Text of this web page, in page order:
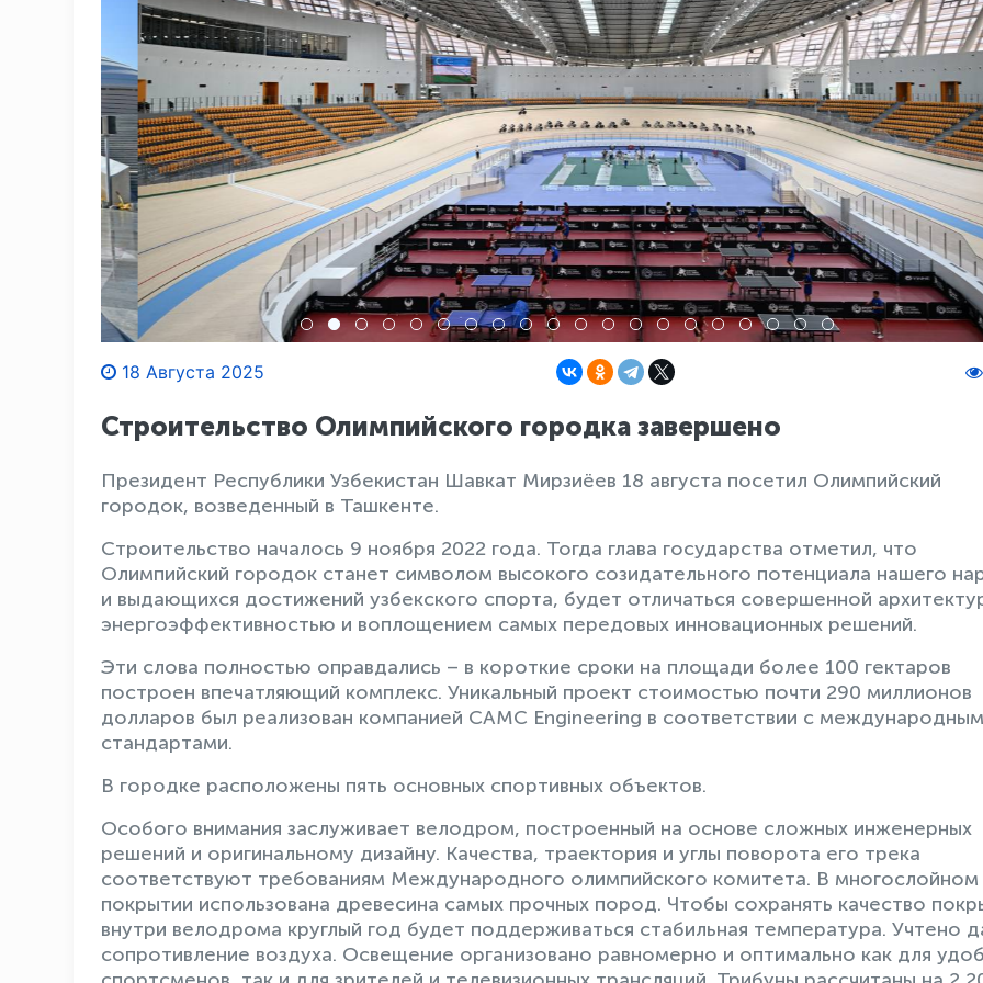
18 Августа 2025
Строительство Олимпийского городка завершено
Президент Республики Узбекистан Шавкат Мирзиёев 18 августа посетил Олимпийский
городок, возведенный в Ташкенте.
Строительство началось 9 ноября 2022 года. Тогда глава государства отметил, что
Олимпийский городок станет символом высокого созидательного потенциала нашего
и выдающихся достижений узбекского спорта, будет отличаться совершенной
энергоэффективностью и воплощением самых передовых инновационных решений.
Эти слова полностью оправдались – в короткие сроки на площади более 100 гектаров
построен впечатляющий комплекс. Уникальный проект стоимостью почти 290 миллионов
долларов был реализован компанией CAMC Engineering в соответствии с
стандартами.
В городке расположены пять основных спортивных объектов.
Особого внимания заслуживает велодром, построенный на основе сложных инженерных
решений и оригинальному дизайну. Качества, траектория и углы поворота его трека
соответствуют требованиям Международного олимпийского комитета. В многослойном
покрытии использована древесина самых прочных пород. Чтобы сохранять качество
внутри велодрома круглый год будет поддерживаться стабильная температура. Учтено
сопротивление воздуха. Освещение организовано равномерно и оптимально как для